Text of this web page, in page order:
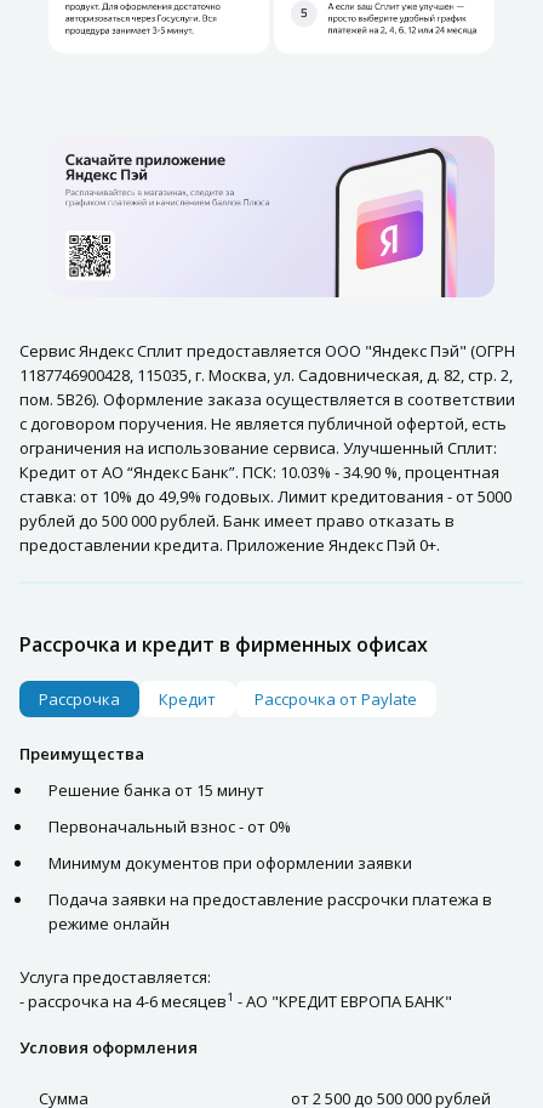
Сервис Яндекс Сплит предоставляется ООО "Яндекс Пэй" (ОГРН
1187746900428, 115035, г. Москва, ул. Садовническая, д. 82, стр. 2,
пом. 5В26). Оформление заказа осуществляется в соответствии
с договором поручения. Не является публичной офертой, есть
ограничения на использование сервиса. Улучшенный Сплит:
Кредит от АО “Яндекс Банк”. ПСК: 10.03% - 34.90 %, процентная
ставка: от 10% до 49,9% годовых. Лимит кредитования - от 5000
рублей до 500 000 рублей. Банк имеет право отказать в
предоставлении кредита. Приложение Яндекс Пэй 0+.
Рассрочка и кредит в фирменных офисах
Рассрочка Кредит Рассрочка от Paylate
Преимущества
Решение банка от 15 минут
Первоначальный взнос - от 0%
Минимум документов при оформлении заявки
Подача заявки на предоставление рассрочки платежа в
режиме онлайн
Услуга предоставляется:
- рассрочка на 4-6 месяцев1 - АО "КРЕДИТ ЕВРОПА БАНК"
Условия оформления
Сумма от 2 500 до 500 000 рублей